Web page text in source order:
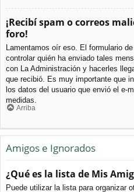
¡Recibí spam o correos
foro!
Lamentamos oír eso. El formulario
controlar quién ha enviado tales
con La Administración y hacerles
que recibió. Es muy importante que
los datos del usuario que envió el e-
medidas.
Arriba
Amigos e Ignorados
¿Qué es la lista de Mis
Puede utilizar la lista para organizar